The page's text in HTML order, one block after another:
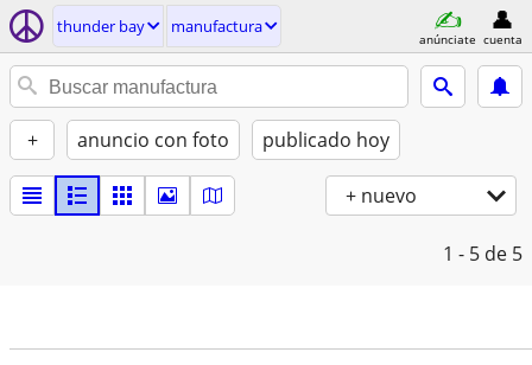
thunder bay manufactura
anúnciate cuenta
+ anuncio con foto publicado hoy
+ nuevo
1 - 5 de 5